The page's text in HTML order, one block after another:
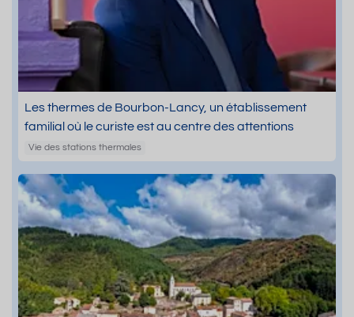
Les thermes de Bourbon-Lancy, un établissement
familial où le curiste est au centre des attentions
Vie des stations thermales